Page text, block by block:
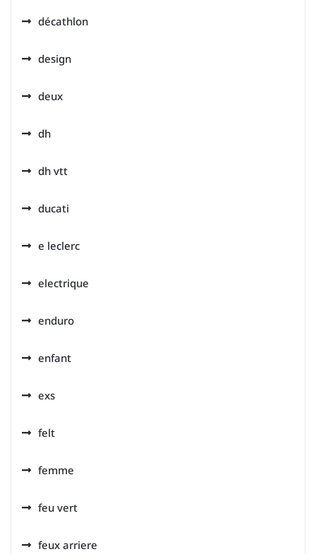
décathlon
design
deux
dh
dh vtt
ducati
e leclerc
electrique
enduro
enfant
exs
felt
femme
feu vert
feux arriere